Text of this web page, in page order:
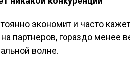
экономит и часто
партнеров, гораздо менее
волне.